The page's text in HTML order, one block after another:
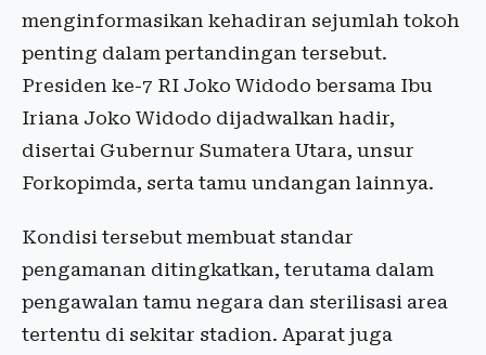
menginformasikan kehadiran sejumlah tokoh
penting dalam pertandingan tersebut.
Presiden ke-7 RI Joko Widodo bersama Ibu
Iriana Joko Widodo dijadwalkan hadir,
disertai Gubernur Sumatera Utara, unsur
Forkopimda, serta tamu undangan lainnya.
Kondisi tersebut membuat standar
pengamanan ditingkatkan, terutama dalam
pengawalan tamu negara dan sterilisasi area
tertentu di sekitar stadion. Aparat juga